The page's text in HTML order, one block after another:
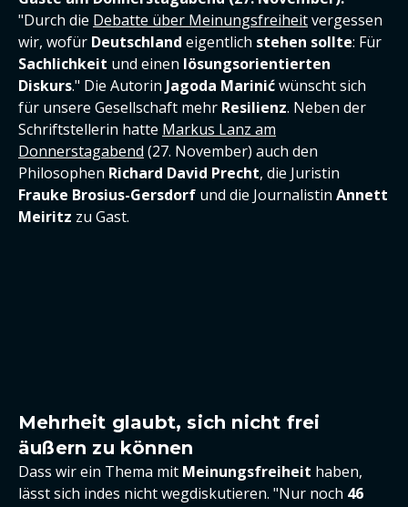
"Durch die Debatte über Meinungsfreiheitvergessen
wir, wofür Deutschland eigentlich stehen sollte: Für
Sachlichkeit und einen lösungsorientierten
Diskurs." Die Autorin Jagoda Marinićwünscht sich
für unsere Gesellschaft mehr Resilienz. Neben der
Schriftstellerin hatte Markus Lanz am
Donnerstagabend (27. November) auch den
Philosophen Richard David Precht, die Juristin
Frauke Brosius-Gersdorf und die Journalistin Annett
Meiritz zu Gast.
Mehrheit glaubt, sich nicht frei
äußern zu können
Dass wir ein Thema mit Meinungsfreiheit haben,
lässt sich indes nicht wegdiskutieren. "Nur noch 46